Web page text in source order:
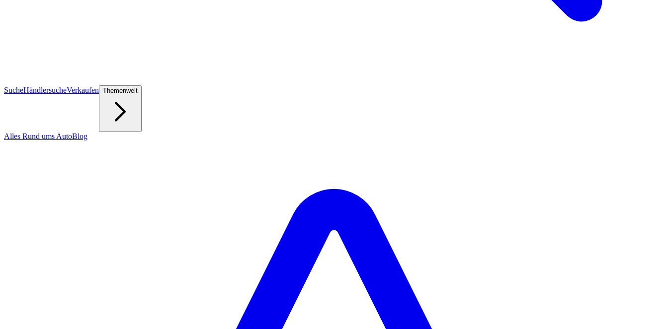
SucheHändlersucheVerkaufen Themenwelt
Alles Rund ums AutoBlog